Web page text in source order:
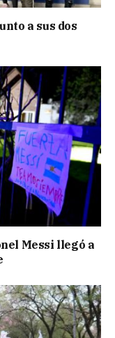
a sus dos
Messi llegó a